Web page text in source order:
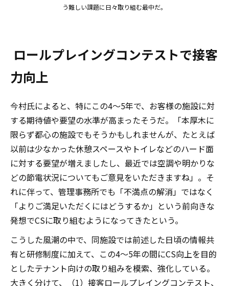
う難しい課題に日々取り組む最中だ。
ロールプレイングコンテストで接客
力向上
今村氏によると、特にこの4～5年で、お客様の施設に対
する期待値や要望の水準が高まったそうだ。「本厚木に
限らず都心の施設でもそうかもしれませんが、たとえば
以前は少なかった休憩スペースやトイレなどのハード面
に対する要望が増えましたし、最近では空調や明かりな
どの節電状況についてもご意見をいただきますね」。そ
れに伴って、管理事務所でも「不満点の解消」ではなく
「よりご満足いただくにはどうするか」という前向きな
発想でCSに取り組むようになってきたという。
こうした風潮の中で、同施設では前述した日頃の情報共
有と研修制度に加えて、この4～5年の間にCS向上を目的
としたテナント向けの取り組みを模索、強化している。
大きく分けて、（1）接客ロールプレイングコンテスト、